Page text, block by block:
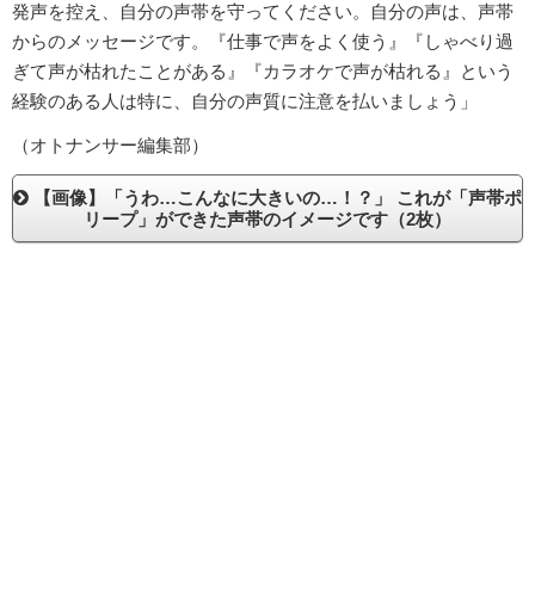
発声を控え、自分の声帯を守ってください。自分の声は、声帯
からのメッセージです。『仕事で声をよく使う』『しゃべり過
ぎて声が枯れたことがある』『カラオケで声が枯れる』という
経験のある人は特に、自分の声質に注意を払いましょう」
（オトナンサー編集部）
【画像】「うわ…こんなに大きいの…！？」 これが「声帯ポ
リープ」ができた声帯のイメージです（2枚）